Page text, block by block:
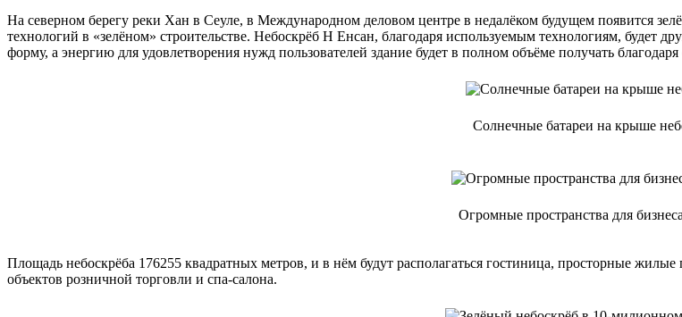
На северном берегу реки Хан в Сеуле, в Международном деловом центре в недалёком будущем появится
технологий в «зелёном» строительстве. Небоскрёб Н Енсан, благодаря используемым технологиям, будет
форму, а энергию для удовлетворения нужд пользователей здание будет в полном объёме получать
Солнечные батареи на крыше
Огромные пространства для
Площадь небоскрёба 176255 квадратных метров, и в нём будут располагаться гостиница, просторные
объектов розничной торговли и спа-салона.